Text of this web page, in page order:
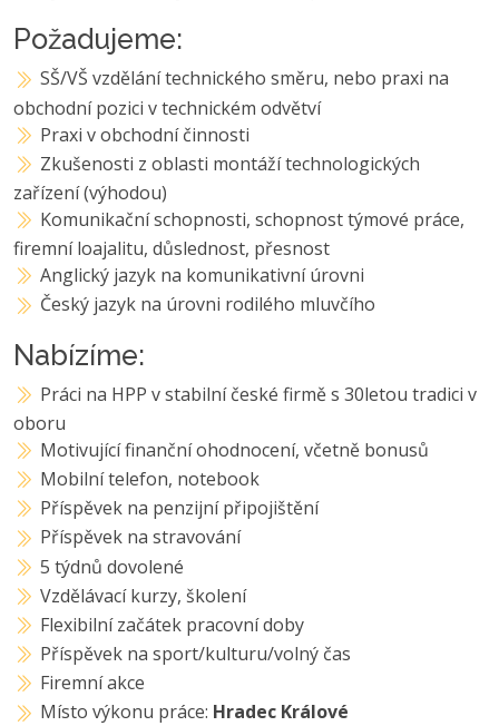
Požadujeme:
SŠ/VŠ vzdělání technického směru, nebo praxi na
obchodní pozici v technickém odvětví
Praxi v obchodní činnosti
Zkušenosti z oblasti montáží technologických
zařízení (výhodou)
Komunikační schopnosti, schopnost týmové práce,
firemní loajalitu, důslednost, přesnost
Anglický jazyk na komunikativní úrovni
Český jazyk na úrovni rodilého mluvčího
Nabízíme:
Práci na HPP v stabilní české firmě s 30letou tradici v
oboru
Motivující finanční ohodnocení, včetně bonusů
Mobilní telefon, notebook
Příspěvek na penzijní připojištění
Příspěvek na stravování
5 týdnů dovolené
Vzdělávací kurzy, školení
Flexibilní začátek pracovní doby
Příspěvek na sport/kulturu/volný čas
Firemní akce
Místo výkonu práce: Hradec Králové